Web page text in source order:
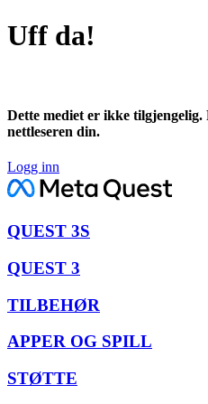
Uff da!
Dette mediet er ikke
nettleseren din.
Logg inn
QUEST 3S
QUEST 3
TILBEHØR
APPER OG SPILL
STØTTE